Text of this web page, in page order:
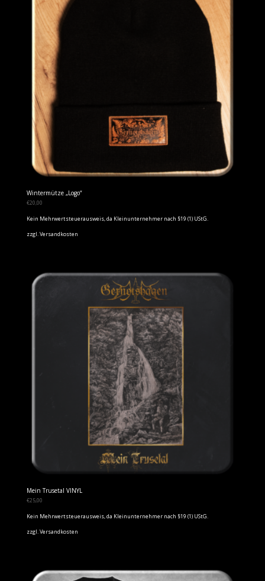
Wintermütze „Logo“
€20,00
Kein Mehrwertsteuerausweis, da Kleinunternehmer nach §19 (1) UStG.
zzgl.Versandkosten
Mein Trusetal VINYL
€25,00
Kein Mehrwertsteuerausweis, da Kleinunternehmer nach §19 (1) UStG.
zzgl.Versandkosten